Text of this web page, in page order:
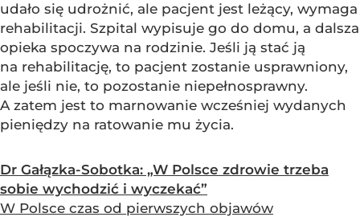
udało się udrożnić, ale pacjent jest leżący, wymaga
rehabilitacji. Szpital wypisuje go do domu, a dalsza
opieka spoczywa na rodzinie. Jeśli ją stać ją
na rehabilitację, to pacjent zostanie usprawniony,
ale jeśli nie, to pozostanie niepełnosprawny.
A zatem jest to marnowanie wcześniej wydanych
pieniędzy na ratowanie mu życia.
Dr Gałązka-Sobotka: „W Polsce zdrowie trzeba
sobie wychodzić i wyczekać”
W Polsce czas od pierwszych objawów